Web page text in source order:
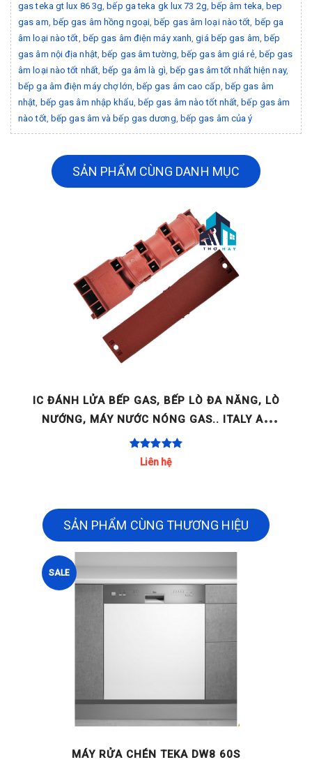
gas teka gt lux 86 3g bếp ga teka gk lux 73 2g bếp âm teka bep
gas am bếp gas âm hồng ngoại, bếp gas âm loại nào tốt bếp ga
âm loại nào tốt bếp gas âm điện máy xanh ,giá bếp gas âm bếp
gas âm nội địa nhật, bếp gas âm tường bếp gas âm giá rẻ, bếp gas
âm loại nào tốt nhất bếp ga âm là gì bếp gas âm tốt nhất hiện nay,
bếp ga âm điện máy chợ lớn bếp gas âm cao cấp bếp gas âm
nhật bếp gas âm nhập khẩu bếp gas âm nào tốt nhất bếp gas âm
nào tốt, bếp gas âm và bếp gas dương bếp gas âm của ý
SẢN PHẨM CÙNG DANH MỤC
IC ĐÁNH LỬA BẾP GAS, BẾP LÒ ĐA NĂNG, LÒ
NƯỚNG, MÁY NƯỚC NÓNG GAS.. ITALY AC
220-240V 2 LÒ / 4 LÒ / [...]
Liên hệ
SẢN PHẨM CÙNG THƯƠNG HIỆU
SALE
MÁY RỬA CHÉN TEKA DW8 60S